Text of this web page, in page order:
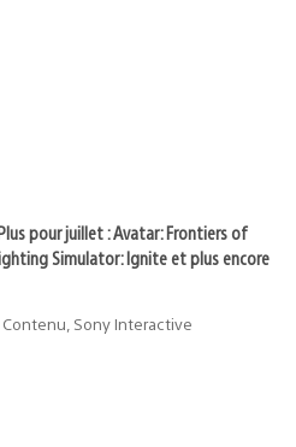
pour juillet : Avatar: Frontiers of
Simulator: Ignite et plus encore
Sony Interactive